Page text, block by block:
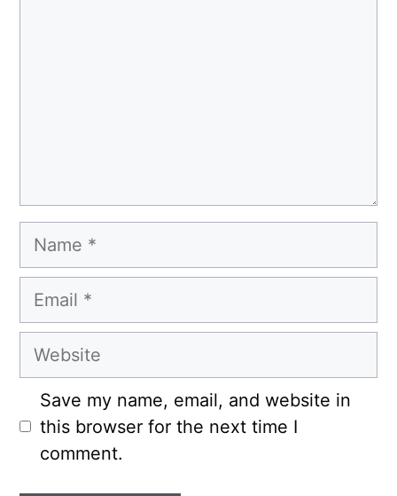
Name
Email
Website
Save my name, email, and website in
this browser for the next time I
comment.